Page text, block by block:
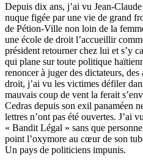
Depuis dix ans, j’ai vu Jean-
nuque figée par une vie de grand
de Pétion-Ville non loin de la
une école de droit l’accueillir
président retourner chez lui et s’y
qui plane sur toute politique
renoncer à juger des dictateurs,
droit, j’ai vu les victimes défiler
mauvais coup de vent la ferait
Cedras depuis son exil panaméen
lettres n’ont pas été ouvertes. J’ai
« Bandit Légal » sans que
point l’oxymore au cœur de son
Un pays de politiciens impunis.